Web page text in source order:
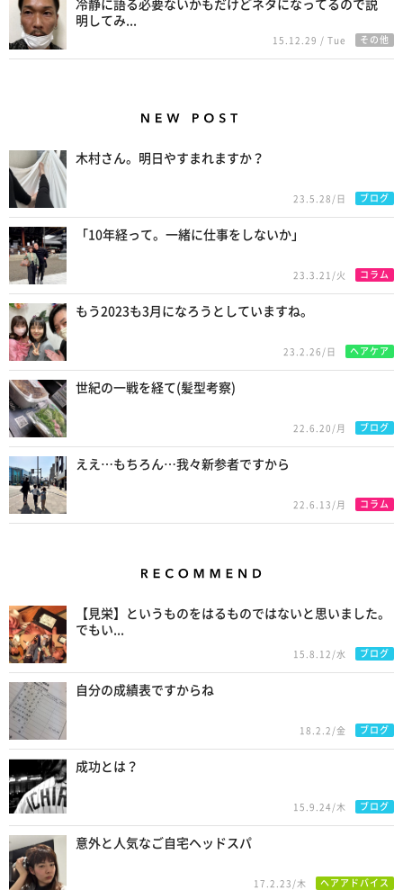
冷静に語る必要ないかもだけどネタになってるので説
明してみ...
15.12.29 / Tue その他
木村さん。明日やすまれますか？
23.5.28/日 ブログ
「10年経って。一緒に仕事をしないか」
23.3.21/火 コラム
もう2023も3月になろうとしていますね。
23.2.26/日 ヘアケア
世紀の一戦を経て(髪型考察)
22.6.20/月 ブログ
ええ…もちろん…我々新参者ですから
22.6.13/月 コラム
【見栄】というものをはるものではないと思いました。
でもい...
15.8.12/水 ブログ
自分の成績表ですからね
18.2.2/金 ブログ
成功とは？
15.9.24/木 ブログ
意外と人気なご自宅ヘッドスパ
17.2.23/木 ヘアアドバイス